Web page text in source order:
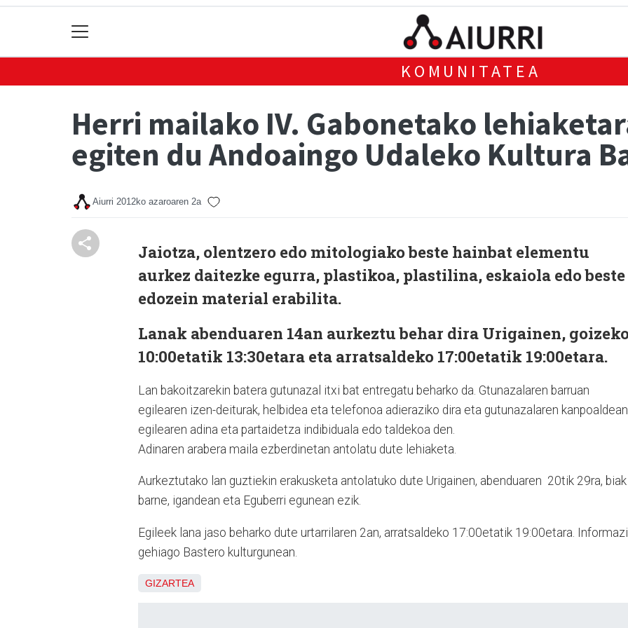
KOMUNITATEA
Herri mailako IV. Gabonetako
egiten du Andoaingo Udaleko Kultura
Aiurri 2012ko azaroaren 2a
Jaiotza, olentzero edo mitologiako beste hainbat elementu
aurkez daitezke egurra, plastikoa, plastilina, eskaiola edo beste
edozein material erabilita.
Lanak abenduaren 14an aurkeztu behar dira Urigainen,
10:00etatik 13:30etara eta arratsaldeko 17:00etatik 19:00etara.
Lan bakoitzarekin batera gutunazal itxi bat entregatu beharko da. Gtunazalaren barruan
egilearen izen-deiturak, helbidea eta telefonoa adieraziko dira eta gutunazalaren kanpoaldean
egilearen adina eta partaidetza indibiduala edo taldekoa den.
Adinaren arabera maila ezberdinetan antolatu dute lehiaketa.
Aurkeztutako lan guztiekin erakusketa antolatuko dute Urigainen, abenduaren 20tik 29ra, biak
barne, igandean eta Eguberri egunean ezik.
Egileek lana jaso beharko dute urtarrilaren 2an, arratsaldeko 17:00etatik 19:00etara.
gehiago Bastero kulturgunean.
GIZARTEA